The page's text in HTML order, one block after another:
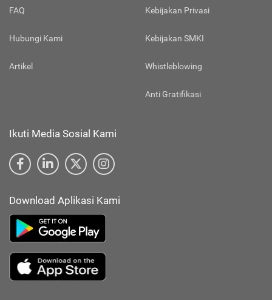
FAQ
Hubungi Kami
Artikel
Kebijakan Privasi
Kebijakan SMKI
Whistleblowing
Anti Gratifikasi
Ikuti Media Sosial Kami
Download Aplikasi Kami